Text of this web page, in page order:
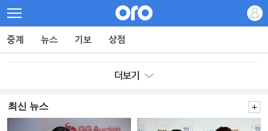
최신 뉴스